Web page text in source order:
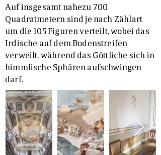
Auf insgesamt nahezu 700
Quadratmetern sind je nach Zählart
um die 105 Figuren verteilt, wobei das
Irdische auf dem Bodenstreifen
verweilt, während das Göttliche sich in
himmlische Sphären aufschwingen
darf.